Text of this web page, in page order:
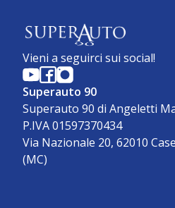
Vieni a seguirci sui social!
Superauto 90
Superauto 90 di Angeletti
P.IVA 01597370434
Via Nazionale 20, 62010
(MC)